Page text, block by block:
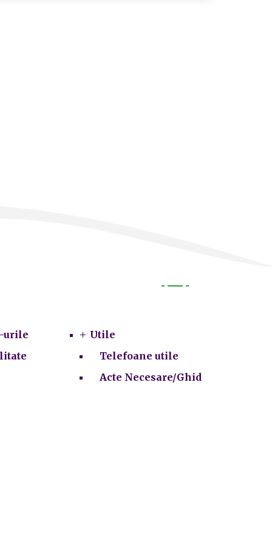
urile
Utile
Telefoane utile
Acte Necesare/Ghid